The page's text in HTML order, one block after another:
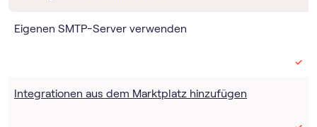
Eigenen SMTP-Server verwenden
Integrationen aus dem Marktplatz hinzufügen